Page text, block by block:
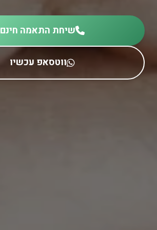
שיחת התאמה חינם
ווטסאפ עכשיו